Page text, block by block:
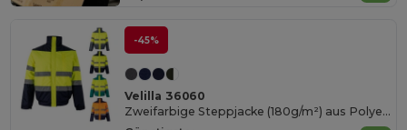
-45%
Velilla 36060
Zweifarbige Steppjacke (180g/m²) aus Polyester (100%) mit PU-Beschichtung